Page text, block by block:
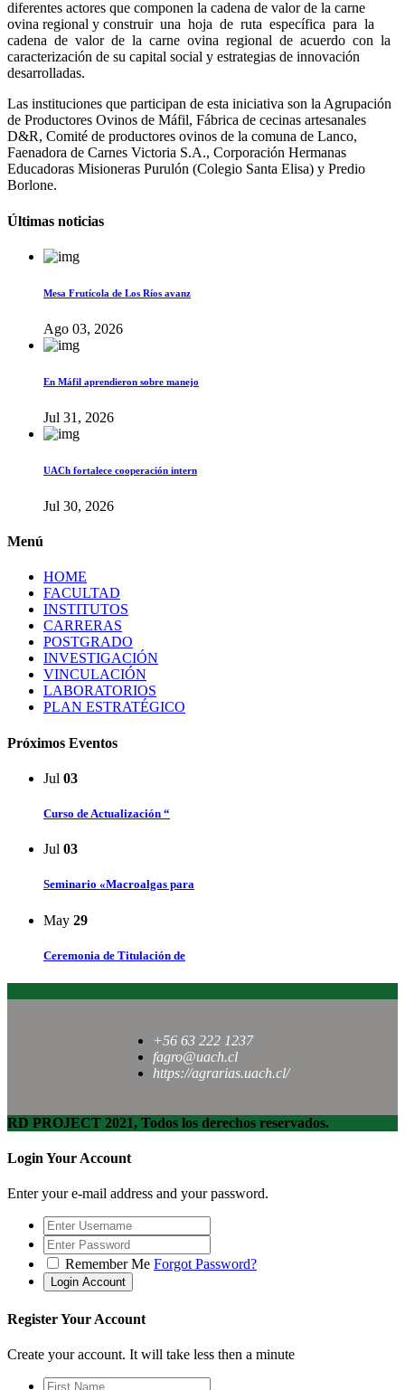
diferentes actores que componen la cadena de valor de la carne
ovina regional y construir una hoja de ruta específica para la
cadena de valor de la carne ovina regional de acuerdo con la
caracterización de su capital social y estrategias de innovación
desarrolladas.
Las instituciones que participan de esta iniciativa son la Agrupación
de Productores Ovinos de Máfil, Fábrica de cecinas artesanales
D&R, Comité de productores ovinos de la comuna de Lanco,
Faenadora de Carnes Victoria S.A., Corporación Hermanas
Educadoras Misioneras Purulón (Colegio Santa Elisa) y Predio
Borlone.
Últimas noticias
Mesa Frutícola de Los Ríos avanz
Ago 03, 2026
En Máfil aprendieron sobre manejo
Jul 31, 2026
UACh fortalece cooperación intern
Jul 30, 2026
Menú
HOME
FACULTAD
INSTITUTOS
CARRERAS
POSTGRADO
INVESTIGACIÓN
VINCULACIÓN
LABORATORIOS
PLAN ESTRATÉGICO
Próximos Eventos
Jul 03
Curso de Actualización “
Jul 03
Seminario «Macroalgas para
May 29
Ceremonia de Titulación de
+56 63 222 1237
fagro@uach.cl
https://agrarias.uach.cl/
RD PROJECT 2021, Todos los derechos reservados.
Login Your Account
Enter your e-mail address and your password.
Remember Me Forgot Password?
Register Your Account
Create your account. It will take less then a minute